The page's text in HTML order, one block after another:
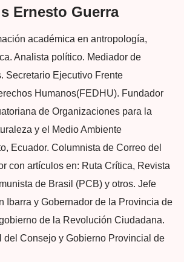
Ernesto Guerra
académica en antropología,
Analista político. Mediador de
Secretario Ejecutivo Frente
Humanos(FEDHU). Fundador
de Organizaciones para la
y el Medio Ambiente
Ecuador. Columnista de Correo del
con artículos en: Ruta Crítica, Revista
de Brasil (PCB) y otros. Jefe
Ibarra y Gobernador de la Provincia de
de la Revolución Ciudadana.
del Consejo y Gobierno Provincial de